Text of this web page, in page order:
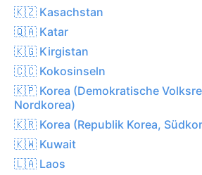
🇰🇿 Kasachstan
🇶🇦 Katar
🇰🇬 Kirgistan
🇨🇨 Kokosinseln
🇰🇵 Korea (Demokratische
Nordkorea)
🇰🇷 Korea (Republik Korea,
🇰🇼 Kuwait
🇱🇦 Laos